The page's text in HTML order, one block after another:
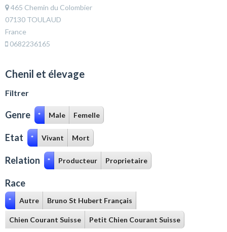
465 Chemin du Colombier
07130 TOULAUD
France
0682236165
Chenil et élevage
Filtrer
Genre * Male Femelle
Etat * Vivant Mort
Relation * Producteur Proprietaire
Race
* Autre Bruno St Hubert Français
Chien Courant Suisse Petit Chien Courant Suisse